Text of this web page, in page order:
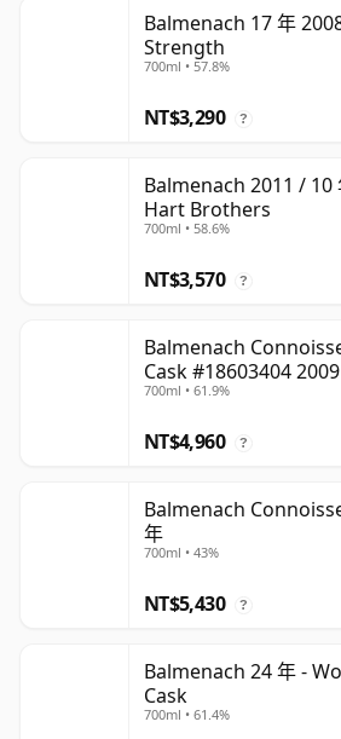
Balmenach 17 年
Strength
700ml • 57.8%
NT$3,290 ?
Balmenach 2011 /
Hart Brothers
700ml • 58.6%
NT$3,570 ?
Balmenach
Cask #18603404
700ml • 61.9%
NT$4,960 ?
Balmenach
年
700ml • 43%
NT$5,430 ?
Balmenach 24 年 -
Cask
700ml • 61.4%